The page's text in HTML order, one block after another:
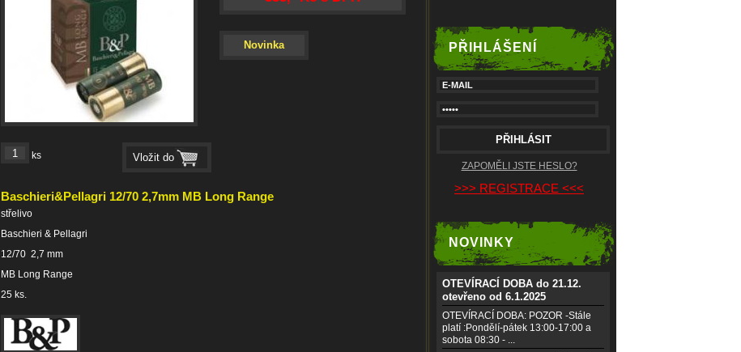
ks
Novinka
Baschieri&Pellagri 12/70 2,7mm MB Long Range
střelivo
Baschieri & Pellagri
12/70 2,7 mm
MB Long Range
25 ks.
PŘIHLÁŠENÍ
ZAPOMĚLI JSTE HESLO?
>>> REGISTRACE <<<
NOVINKY
OTEVÍRACÍ DOBA do 21.12.
otevřeno od 6.1.2025
OTEVÍRACÍ DOBA: POZOR -Stále
platí :Pondělí-pátek 13:00-17:00 a
sobota 08:30 - ...